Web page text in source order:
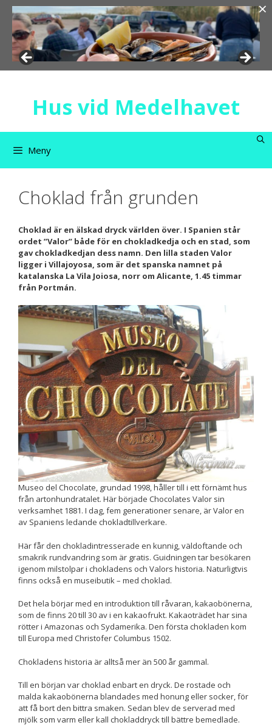
Hoppa
innehåll
Hus vid Medelhavet
Meny
Choklad från grunden
Choklad är en älskad dryck världen över. I Spanien står
ordet ”Valor” både för en chokladkedja och en stad, som
gav chokladkedjan dess namn. Den lilla staden Valor
ligger i Villajoyosa, som är det spanska namnet på
katalanska La Vila Joiosa, norr om Alicante, 1.45 timmar
från Portmán.
Museo del Chocolate, grundad 1998, håller till i ett förnämt hus
från artonhundratalet. Här började Chocolates Valor sin
verksamhet 1881. I dag, fem generationer senare, är Valor en
av Spaniens ledande chokladtillverkare.
Här får den chokladintresserade en kunnig, väldoftande och
smakrik rundvandring som är gratis. Guidningen tar besökaren
igenom milstolpar i chokladens och Valors historia. Naturligtvis
finns också en museibutik – med choklad.
Det hela börjar med en introduktion till råvaran, kakaobönerna,
som de finns 20 till 30 av i en kakaofrukt. Kakaoträdet har sina
rötter i Amazonas och Sydamerika. Den första chokladen kom
till Europa med Christofer Columbus 1502.
Chokladens historia är alltså mer än 500 år gammal.
Till en början var choklad enbart en dryck. De rostade och
malda kakaobönerna blandades med honung eller socker, för
att få bort den bittra smaken. Sedan blev de serverad med
mjölk som varm eller kall chokladdryck till bättre bemedlade.
×
går inte att
välja bort. De
behövs för att
hemsidan
över huvud
taget ska
fungera.
Statistik
För att vi ska
kunna
förbättra
hemsidans
funktionalitet
och
uppbyggnad,
Upplevelse
hemsida ska
prestera så
bra som
möjligt
besök. Om
du nekar de
kommer viss
funktionalitet
att försvinna
från